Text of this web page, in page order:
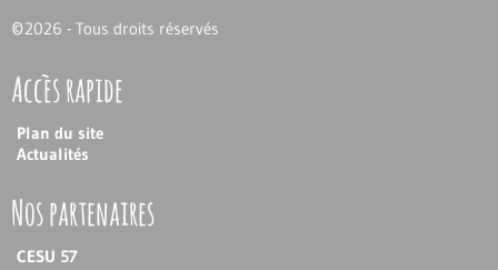
©2026 - Tous droits réservés
Accès rapide
Plan du site
Actualités
Nos partenaires
CESU 57